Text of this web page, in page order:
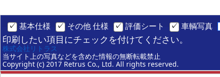
基本仕様 その他 仕様 評価シート 車輌写真
印刷したい項目にチェックを付けてください。
株式会社リトラス
当サイト上の写真などを含めた情報の無断転載禁止
Copyright (c) 2017 Retrus Co., Ltd. All rights reserved.